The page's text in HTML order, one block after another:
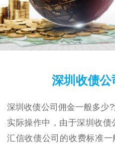
深圳收债
深圳收债公司佣金一般多少
实际操作中，由于深圳收债
汇信收债公司的收费标准